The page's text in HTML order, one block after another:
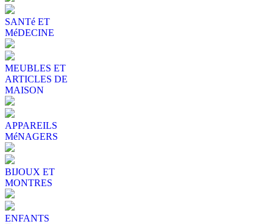
SANTé ET
MéDECINE
MEUBLES ET
ARTICLES DE
MAISON
APPAREILS
MéNAGERS
BIJOUX ET
MONTRES
ENFANTS